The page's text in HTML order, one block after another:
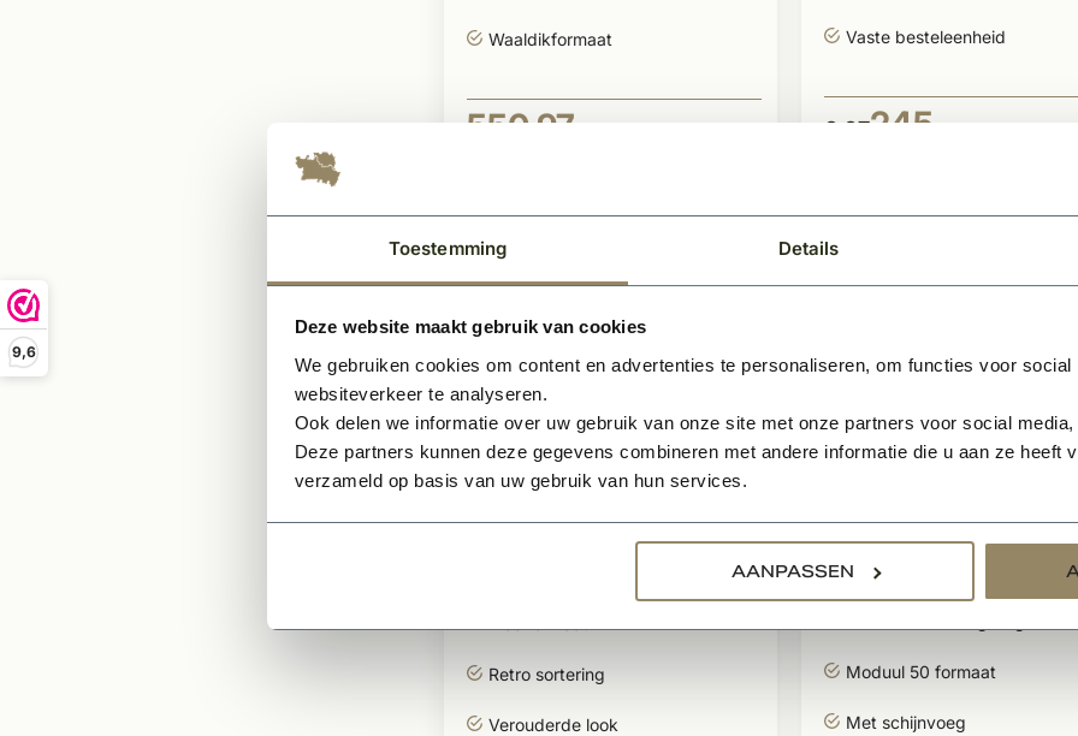
Toestemming Details
Deze website maakt gebruik van cookies
We gebruiken cookies om content en advertenties te personaliseren, om functies voor
websiteverkeer te analyseren.
Ook delen we informatie over uw gebruik van onze site met onze partners voor social
Deze partners kunnen deze gegevens combineren met andere informatie die u aan ze heeft
verzameld op basis van uw gebruik van hun services.
AANPASSEN
9,6
Waaldikformaat
550,97
Vaste besteleenheid
0,67245,-
Gevelsteen KQ119
Retro sortering
Verouderde look
Gevelsteen KQ118
Moduul 50
Moduul 50 formaat
Met schijnvoeg